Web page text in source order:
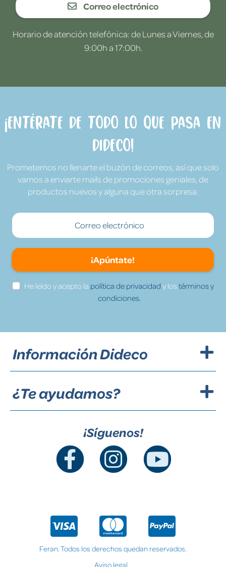
Correo electrónico
Horario de atención telefónica: de Lunes a Viernes, de
9:00h a 17:00h.
¡Entérate de todo lo que pasa en
Dideco!
Prometemos no llenarte el buzón de correos, así que solo
vamos a enviarte mails de promociones geniales, de
productos nuevos y alguna que otra sorpresa.
¡Apúntate!
He leído y acepto la política de privacidad y lostérminos y
condiciones.
Información Dideco
¿Te ayudamos?
¡Síguenos!
Feran. Todos los derechos quedan reservados.
Aviso legal